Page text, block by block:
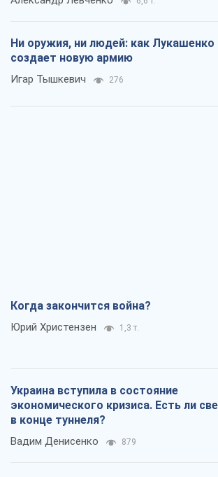
Ни оружия, ни людей: как Лукашенко
создает новую армию
Игар Тышкевич 276
Когда закончится война?
Юрий Христензен 1,3 т.
Украина вступила в состояние
экономического кризиса. Есть ли
в конце туннеля?
Вадим Денисенко 879